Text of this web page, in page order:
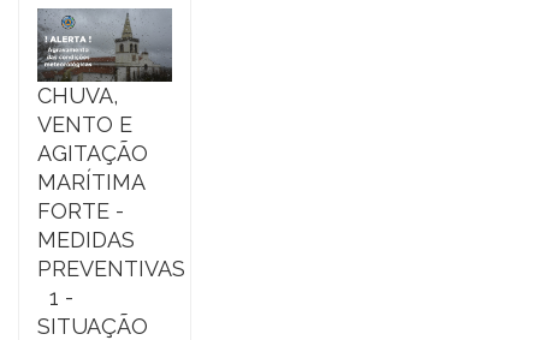
CHUVA,
VENTO E
AGITAÇÃO
MARÍTIMA
FORTE -
MEDIDAS
PREVENTIVAS
1 -
SITUAÇÃO